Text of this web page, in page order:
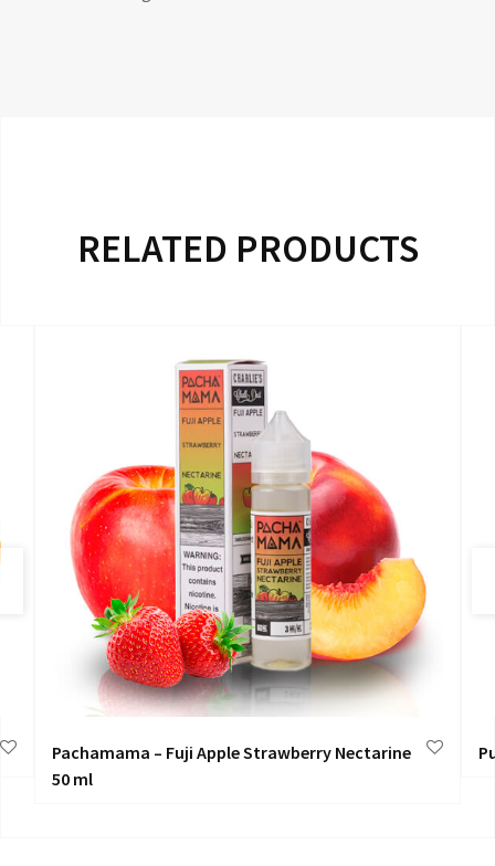
RELATED PRODUCTS
Pachamama – Fuji Apple Strawberry Nectarine
50 ml